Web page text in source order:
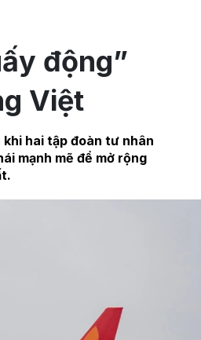
động”
Việt
hai tập đoàn tư nhân
mạnh mẽ để mở rộng